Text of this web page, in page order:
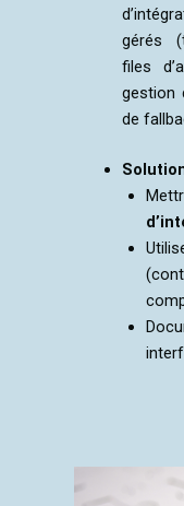
gérés
files
gestion
de